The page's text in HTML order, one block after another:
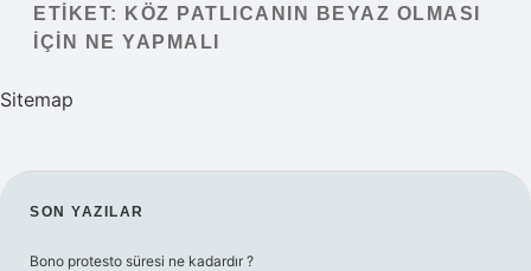
Yasal Uyarı
ETIKET:
KÖZ PATLICANIN BEYAZ OLMASI
IÇIN NE YAPMALI
Sitemap
SIDEBAR
SON YAZILAR
Bono protesto süresi ne kadardır ?